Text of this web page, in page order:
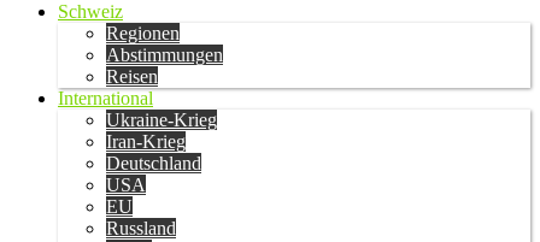
Schweiz
Regionen
Abstimmungen
Reisen
International
Ukraine-Krieg
Iran-Krieg
Deutschland
USA
EU
Russland